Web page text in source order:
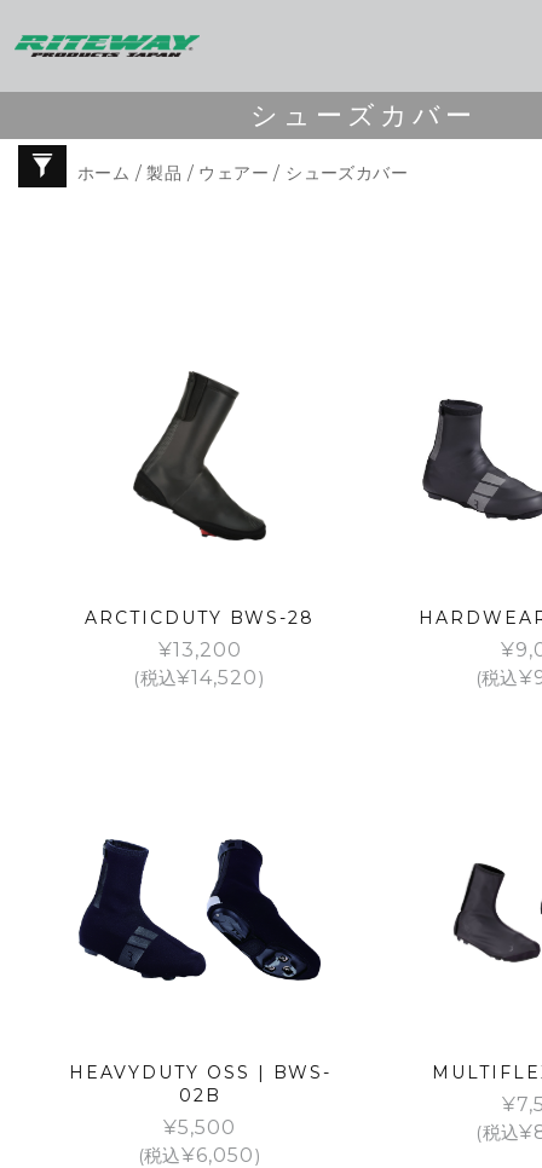
シューズカバー
ホーム /製品 / ウェアー / シューズカバー
ARCTICDUTY BWS-28
¥13,200
(税込¥14,520)
¥
(税込¥
HEAVYDUTY OSS | BWS-
02B
¥5,500
(税込¥6,050)
¥
(税込¥